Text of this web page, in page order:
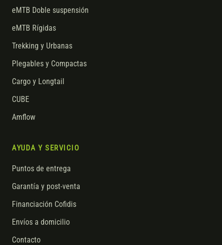
eMTB Doble suspensión
eMTB Rígidas
Trekking y Urbanas
Plegables y Compactas
Cargo y Longtail
CUBE
Amflow
AYUDA Y SERVICIO
Puntos de entrega
Garantía y post-venta
Financiación Cofidis
Envíos a domicilio
Contacto